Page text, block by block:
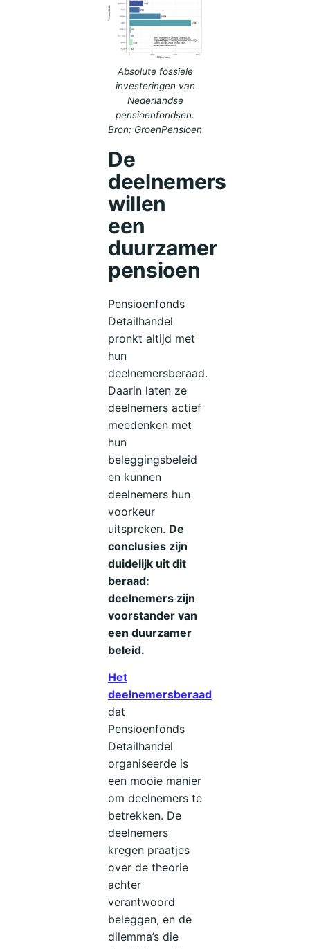
Absolute fossiele
investeringen van
Nederlandse
pensioenfondsen.
Bron: GroenPensioen
De
deelnemers
willen
een
duurzamer
pensioen
Pensioenfonds
Detailhandel
pronkt altijd met
hun
deelnemersberaad.
Daarin laten ze
deelnemers actief
meedenken met
hun
beleggingsbeleid
en kunnen
deelnemers hun
voorkeur
uitspreken. De
conclusies zijn
duidelijk uit dit
beraad:
deelnemers zijn
voorstander van
een duurzamer
beleid.
Het
deelnemersberaad
dat
Pensioenfonds
Detailhandel
organiseerde is
een mooie manier
om deelnemers te
betrekken. De
deelnemers
kregen praatjes
over de theorie
achter
verantwoord
beleggen, en de
dilemma’s die